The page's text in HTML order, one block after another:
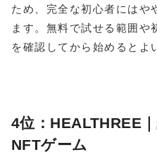
ため、完全な初心者にはや
ます。無料で試せる範囲や
を確認してから始めるとよ
4位：HEALTHREE
NFTゲーム